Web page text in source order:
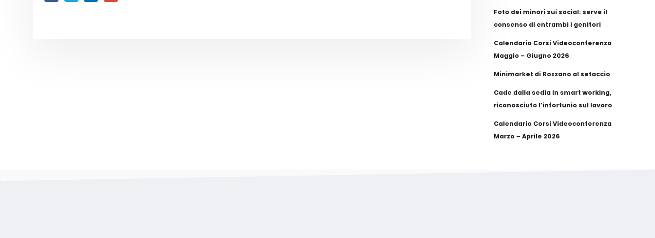
Foto dei minori sui social: serve il
consenso di entrambi i genitori
Calendario Corsi Videoconferenza
Maggio – Giugno 2026
Minimarket di Rozzano al setaccio
Cade dalla sedia in smart working,
riconosciuto l’infortunio sul lavoro
Calendario Corsi Videoconferenza
Marzo – Aprile 2026